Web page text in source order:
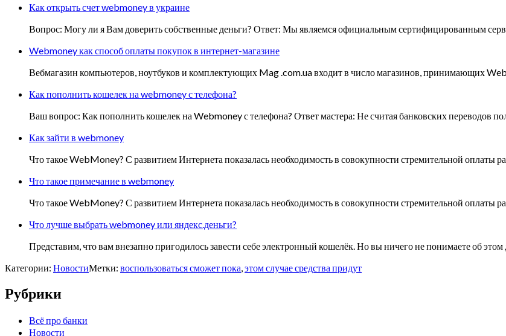
Как открыть счет webmoney в украине
Вопрос: Могу ли я Вам доверить собственные деньги? Ответ: Мы являемся официальным сертифицированным
Webmoney как способ оплаты покупок в интернет-магазине
Вебмагазин компьютеров, ноутбуков и комплектующих Mag .com.ua входит в число магазинов, принимающих
Как пополнить кошелек на webmoney с телефона?
Ваш вопрос: Как пополнить кошелек на Webmoney с телефона? Ответ мастера: Не считая банковских переводов
Как зайти в webmoney
Что такое WebMoney? С развитием Интернета показалась необходимость в совокупности стремительной оплаты
Что такое примечание в webmoney
Что такое WebMoney? С развитием Интернета показалась необходимость в совокупности стремительной оплаты
Что лучше выбрать webmoney или яндекс.деньги?
Представим, что вам внезапно пригодилось завести себе электронный кошелёк. Но вы ничего не понимаете об
Категории: НовостиМетки: воспользоваться сможет пока,этом случае средства придут
Рубрики
Всё про банки
Новости